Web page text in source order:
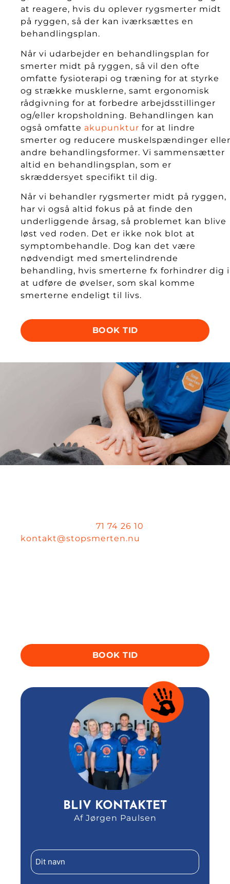
at reagere, hvis du oplever rygsmerter midt
på ryggen, så der kan iværksættes en
behandlingsplan.
Når vi udarbejder en behandlingsplan for
smerter midt på ryggen, så vil den ofte
omfatte fysioterapi og træning for at styrke
og strække musklerne, samt ergonomisk
rådgivning for at forbedre arbejdsstillinger
og/eller kropsholdning. Behandlingen kan
også omfatte akupunktur for at lindre
smerter og reducere muskelspændinger eller
andre behandlingsformer. Vi sammensætter
altid en behandlingsplan, som er
skræddersyet specifikt til dig.
Når vi behandler rygsmerter midt på ryggen,
har vi også altid fokus på at finde den
underliggende årsag, så problemet kan blive
løst ved roden. Det er ikke nok blot at
symptombehandle. Dog kan det være
nødvendigt med smertelindrende
behandling, hvis smerterne fx forhindrer dig i
at udføre de øvelser, som skal komme
smerterne endeligt til livs.
BOOK TID
71 74 26 10
kontakt@stopsmerten.nu
BOOK TID
BLIV KONTAKTET
Af Jørgen Paulsen
Dit
navn